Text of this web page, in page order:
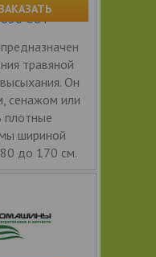
CUT
травяной
Он
сенажом или
плотные
шириной
до 170 см.